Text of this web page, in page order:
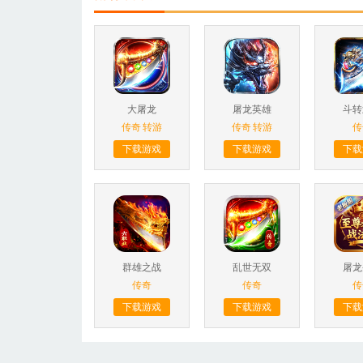
大屠龙
传奇转游
下载游戏
屠龙英雄
传奇转游
下载游戏
斗
下
群雄之战
传奇
下载游戏
乱世无双
传奇
下载游戏
屠
下